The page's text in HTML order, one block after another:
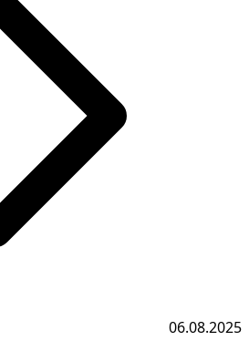
06.08.2025